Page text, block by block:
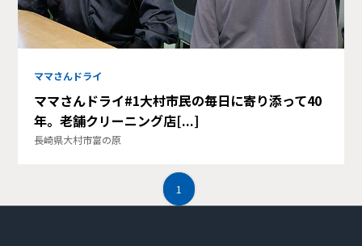
ママさんドライ
ママさんドライ#1大村市民の毎日に寄り添って40
年。老舗クリーニング店[...]
長崎県大村市富の原
1